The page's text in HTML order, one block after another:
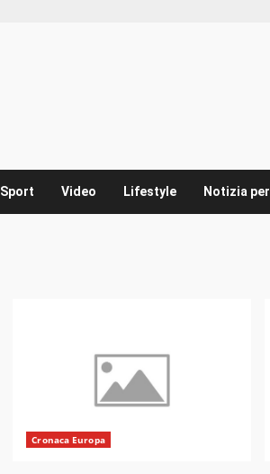
Sport Video Lifestyle Notizia
Cronaca Europa